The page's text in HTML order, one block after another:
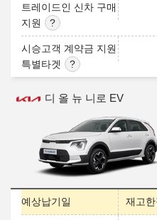
트레이드인 신차 구매
지원
시승고객 계약금 지원
특별타겟
디 올 뉴 니로 EV
예상납기일 재고한